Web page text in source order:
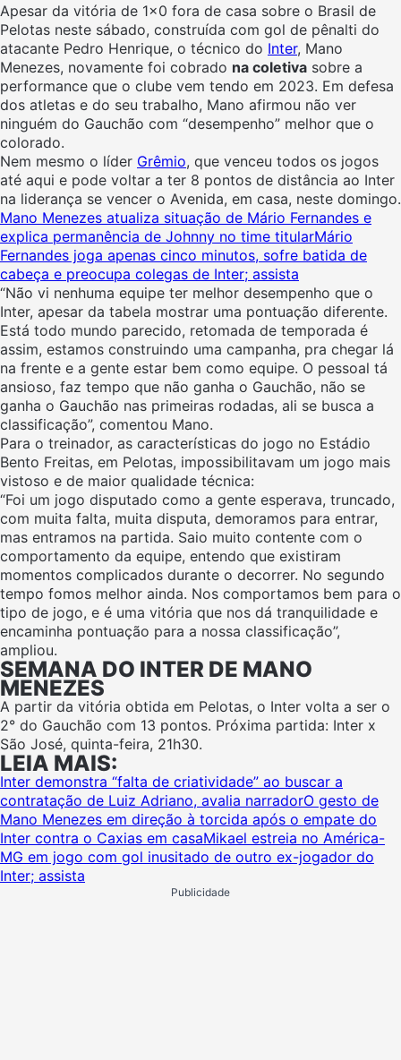
Apesar da vitória de 1×0 fora de casa sobre o Brasil de
Pelotas neste sábado, construída com gol de pênalti do
atacante Pedro Henrique, o técnico do Inter, Mano
Menezes, novamente foi cobrado na coletiva sobre a
performance que o clube vem tendo em 2023. Em defesa
dos atletas e do seu trabalho, Mano afirmou não ver
ninguém do Gauchão com “desempenho” melhor que o
colorado.
Nem mesmo o líder Grêmio, que venceu todos os jogos
até aqui e pode voltar a ter 8 pontos de distância ao Inter
na liderança se vencer o Avenida, em casa, neste domingo.
Mano Menezes atualiza situação de Mário Fernandes e
explica permanência de Johnny no time titularMário
Fernandes joga apenas cinco minutos, sofre batida de
cabeça e preocupa colegas de Inter; assista
“Não vi nenhuma equipe ter melhor desempenho que o
Inter, apesar da tabela mostrar uma pontuação diferente.
Está todo mundo parecido, retomada de temporada é
assim, estamos construindo uma campanha, pra chegar lá
na frente e a gente estar bem como equipe. O pessoal tá
ansioso, faz tempo que não ganha o Gauchão, não se
ganha o Gauchão nas primeiras rodadas, ali se busca a
classificação”, comentou Mano.
Para o treinador, as características do jogo no Estádio
Bento Freitas, em Pelotas, impossibilitavam um jogo mais
vistoso e de maior qualidade técnica:
“Foi um jogo disputado como a gente esperava, truncado,
com muita falta, muita disputa, demoramos para entrar,
mas entramos na partida. Saio muito contente com o
comportamento da equipe, entendo que existiram
momentos complicados durante o decorrer. No segundo
tempo fomos melhor ainda. Nos comportamos bem para o
tipo de jogo, e é uma vitória que nos dá tranquilidade e
encaminha pontuação para a nossa classificação”,
ampliou.
SEMANA DO INTER DE MANO
MENEZES
A partir da vitória obtida em Pelotas, o Inter volta a ser o
2° do Gauchão com 13 pontos. Próxima partida: Inter x
São José, quinta-feira, 21h30.
LEIA MAIS:
Inter demonstra “falta de criatividade” ao buscar a
contratação de Luiz Adriano, avalia narradorO gesto de
Mano Menezes em direção à torcida após o empate do
Inter contra o Caxias em casaMikael estreia no América-
MG em jogo com gol inusitado de outro ex-jogador do
Inter; assista
Publicidade